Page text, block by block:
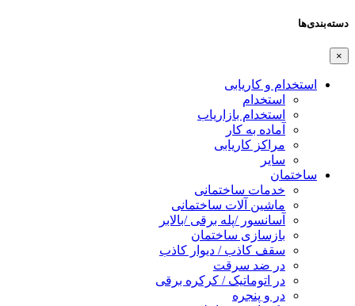
دسته‌بندی‌ها
×
استخدام و کاریابی
استخدام
استخدام بازاریاب
آماده به کار
مراکز کاریابی
سایر
ساختمان
خدمات ساختمانی
ماشین آلات ساختمانی
آسانسور /پله برقی /بالابر
بازسازی ساختمان
سقف کاذب / دیوار کاذب
در ضد سرقت
در اتوماتیک / کرکره برقی
در و پنجره